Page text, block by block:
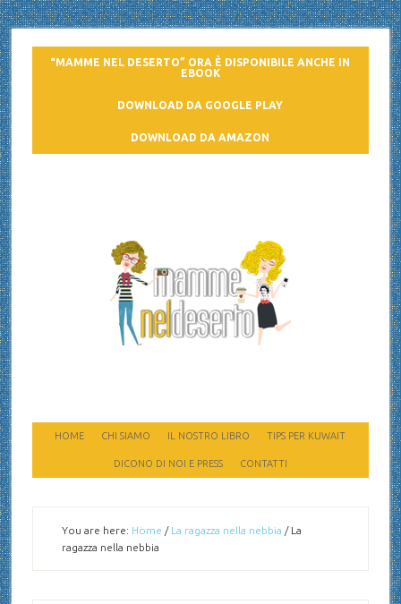
“MAMME NEL DESERTO” ORA È DISPONIBILE ANCHE IN
EBOOK
DOWNLOAD DA GOOGLE PLAY
DOWNLOAD DA AMAZON
HOME CHI SIAMO IL NOSTRO LIBRO TIPS PER KUWAIT
DICONO DI NOI E PRESS CONTATTI
You are here: Home / La ragazza nella nebbia /La
ragazza nella nebbia